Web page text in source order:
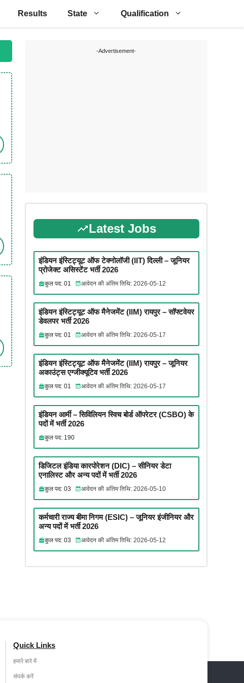
Results State Qualification
-Advertisement-
Latest Jobs
इंडियन इंस्टिट्यूट ऑफ टेक्नोलॉजी (IIT) दिल्ली – जूनियर
प्रोजेक्ट असिस्टेंट भर्ती 2026
कुल पद: 01 आवेदन की अंतिम तिथि: 2026-05-12
इंडियन इंस्टिट्यूट ऑफ मैनेजमेंट (IIM) रायपुर – सॉफ्टवेयर
डेवलपर भर्ती 2026
कुल पद: 01 आवेदन की अंतिम तिथि: 2026-05-17
इंडियन इंस्टिट्यूट ऑफ मैनेजमेंट (IIM) रायपुर – जूनियर
अकाउंट्स एग्जीक्यूटिव भर्ती 2026
कुल पद: 01 आवेदन की अंतिम तिथि: 2026-05-17
इंडियन आर्मी – सिविलियन स्विच बोर्ड ऑपरेटर (CSBO) के
पदों में भर्ती 2026
कुल पद: 190
डिजिटल इंडिया कारपोरेशन (DIC) – सीनियर डेटा
एनालिस्ट और अन्य पदों में भर्ती 2026
कुल पद: 03 आवेदन की अंतिम तिथि: 2026-05-10
कर्मचारी राज्य बीमा निगम (ESIC) – जूनियर इंजीनियर और
अन्य पदों में भर्ती 2026
कुल पद: 03 आवेदन की अंतिम तिथि: 2026-05-12
Quick Links
हमारे बारे में
संपर्क करें